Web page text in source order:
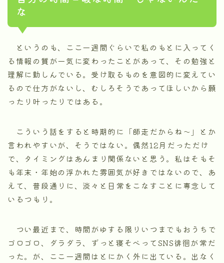
な
というのも、ここ一週間ぐらいで私のもとに入ってく
る情報の質が一気に変わったことがあって、その勉強と
理解に勤しんでいる。受け取るものを意図的に変えてい
るので仕方がないし、むしろそうであってほしいから願
ったり叶ったりではある。
こういう話をすると時期的に「師走だからね～」とか
言われやすいが、そうではない。偶然12月だっただけ
で、タイミングはあんまり関係ないと思う。私はそもそ
も年末・年始の浮かれた雰囲気が好きではないので、あ
えて、普段通りに、淡々と日常をこなすことに専念して
いるつもり。
つい最近まで、時間がゆする限りいつまでもおうちで
ゴロゴロ、ダラダラ、ずっと寝そべってSNS徘徊が常だ
った。が、ここ一週間はとにかく外に出ている。出なく